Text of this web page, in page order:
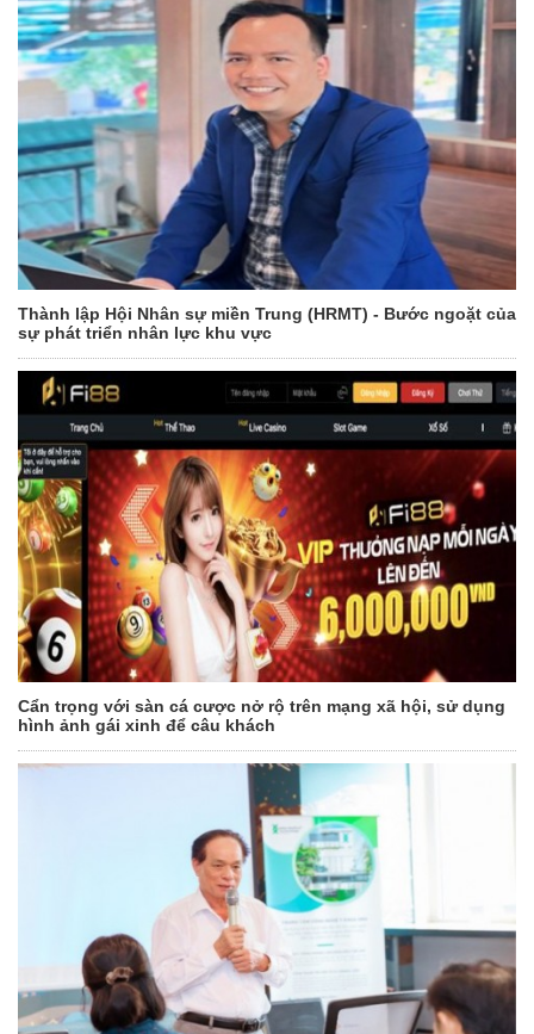
Thành lập Hội Nhân sự miền Trung (HRMT) - Bước ngoặt của
sự phát triển nhân lực khu vực
Cẩn trọng với sàn cá cược nở rộ trên mạng xã hội, sử dụng
hình ảnh gái xinh để câu khách